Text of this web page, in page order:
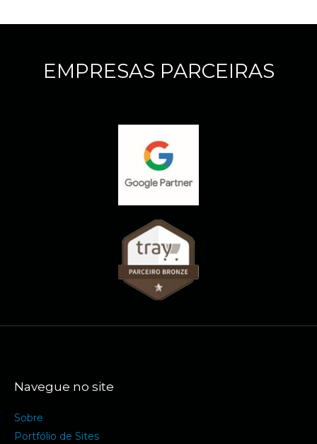
EMPRESAS PARCEIRAS
Navegue no site
Sobre
Portfólio de Sites